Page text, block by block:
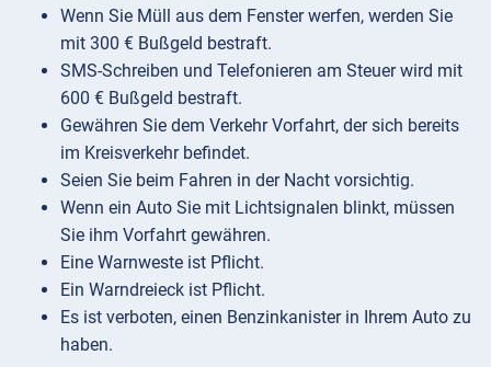
Wenn Sie Müll aus dem Fenster werfen, werden Sie
mit 300 € Bußgeld bestraft.
SMS-Schreiben und Telefonieren am Steuer wird mit
600 € Bußgeld bestraft.
Gewähren Sie dem Verkehr Vorfahrt, der sich bereits
im Kreisverkehr befindet.
Seien Sie beim Fahren in der Nacht vorsichtig.
Wenn ein Auto Sie mit Lichtsignalen blinkt, müssen
Sie ihm Vorfahrt gewähren.
Eine Warnweste ist Pflicht.
Ein Warndreieck ist Pflicht.
Es ist verboten, einen Benzinkanister in Ihrem Auto zu
haben.